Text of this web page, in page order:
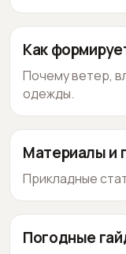
Как
Почему ветер,
одежды.
Материалы и
Прикладные
Погодные